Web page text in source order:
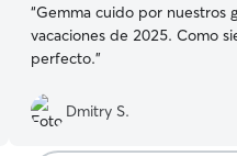
“Gemma cuido por nuestros
vacaciones de 2025. Como
perfecto.”
Dmitry S.